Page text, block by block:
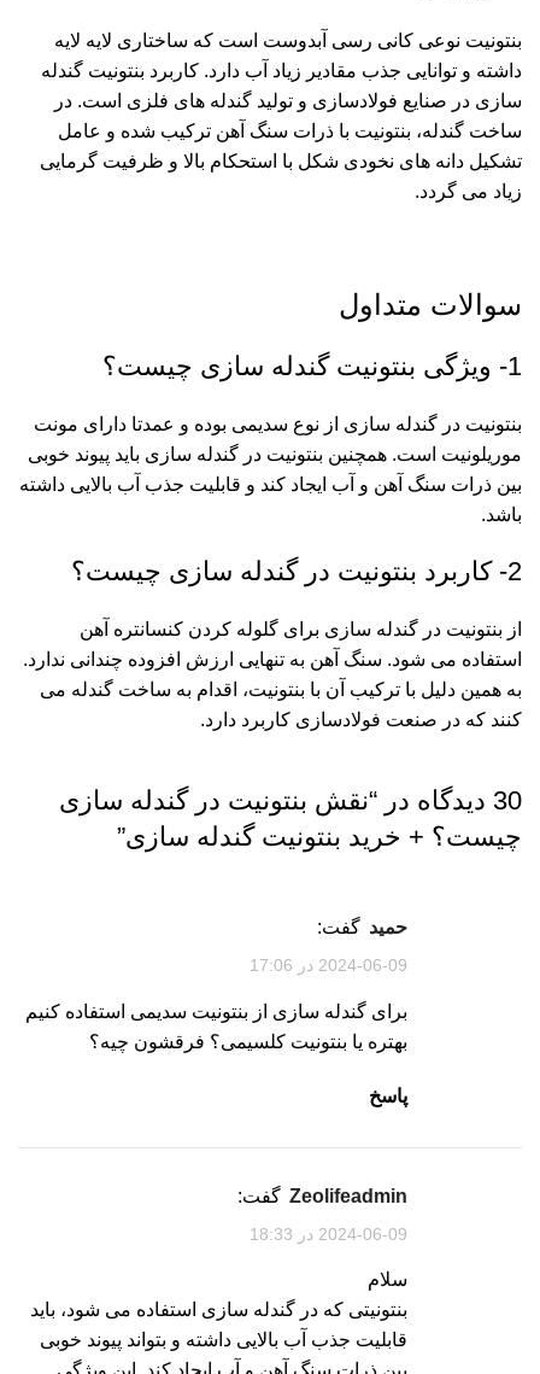
بنتونیت نوعی کانی رسی آبدوست است که ساختاری لایه لایه
داشته و توانایی جذب مقادیر زیاد آب دارد. کاربرد بنتونیت گندله
سازی در صنایع فولادسازی و تولید گندله های فلزی است. در
ساخت گندله، بنتونیت با ذرات سنگ آهن ترکیب شده و عامل
تشکیل دانه های نخودی شکل با استحکام بالا و ظرفیت گرمایی
زیاد می گردد.
سوالات متداول
1- ویژگی بنتونیت گندله سازی چیست؟
بنتونیت در گندله سازی از نوع سدیمی بوده و عمدتا دارای مونت
موریلونیت است. همچنین بنتونیت در گندله سازی باید پیوند خوبی
بین ذرات سنگ آهن و آب ایجاد کند و قابلیت جذب آب بالایی داشته
باشد.
2- کاربرد بنتونیت در گندله سازی چیست؟
از بنتونیت در گندله سازی برای گلوله کردن کنسانتره آهن
استفاده می شود. سنگ آهن به تنهایی ارزش افزوده چندانی ندارد.
به همین دلیل با ترکیب آن با بنتونیت، اقدام به ساخت گندله می
کنند که در صنعت فولادسازی کاربرد دارد.
30 دیدگاه در “
نقش بنتونیت در گندله سازی
چیست؟ + خرید بنتونیت گندله سازی”
حمید گفت:
2024-06-09 در 17:06
برای گندله سازی از بنتونیت سدیمی استفاده کنیم
بهتره یا بنتونیت کلسیمی؟ فرقشون چیه؟
پاسخ
zeolifeadmin گفت:
2024-06-09 در 18:33
سلام
بنتونیتی که در گندله سازی استفاده می شود، باید
قابلیت جذب آب بالایی داشته و بتواند پیوند خوبی
بین ذرات سنگ آهن و آب ایجاد کند. این ویژگی